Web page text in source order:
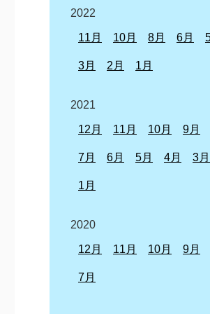
2022
11月 10月 8月 6月
3月 2月 1月
2021
12月 11月 10月 9月
7月 6月 5月 4月 3月
1月
2020
12月 11月 10月 9月
7月